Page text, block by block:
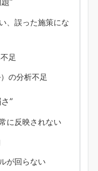
、誤った施策にな
足
の分析不足
”
に反映されない
が回らない